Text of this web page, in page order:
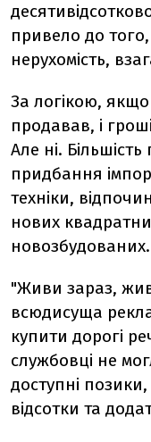
привело до
нерухомість,
За логікою, якщо
продавав, і
Але ні.
придбання
техніки,
нових
новозбудованих.
"Живи зараз,
всюдисуща
купити дорогі
службовці не
доступні
відсотки та